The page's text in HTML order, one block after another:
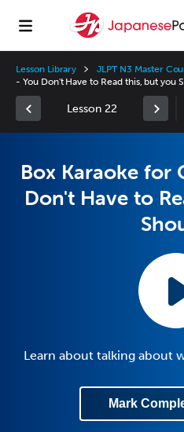
Lesson Library JLPT N3 Master
- You Don't Have to Read this, but you
Lesson 22
Box Karaoke for
Don't Have to
Learn about talking about
Mark